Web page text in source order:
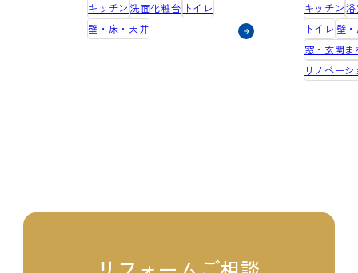
キッチン 洗面化粧台 トイレ
壁・床・天井
キッチン
トイレ 壁
窓・玄関ま
リノベー